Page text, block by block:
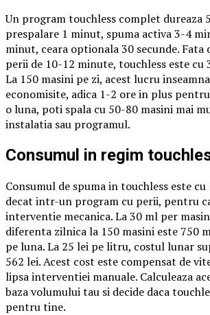
Un program touchless complet dureaza
prespalare 1 minut, spuma activa 3-4
minut, ceara optionala 30 secunde. Fata
perii de 10-12 minute, touchless este cu
La 150 masini pe zi, acest lucru
economisite, adica 1-2 ore in plus
o luna, poti spala cu 50-80 masini mai
instalatia sau programul.
Consumul in regim
Consumul de spuma in touchless este
decat intr-un program cu perii, pentru
interventie mecanica. La 30 ml per
diferenta zilnica la 150 masini este 750
pe luna. La 25 lei pe litru, costul lunar
562 lei. Acest cost este compensat de
lipsa interventiei manuale. Calculeaza
baza volumului tau si decide daca
pentru tine.